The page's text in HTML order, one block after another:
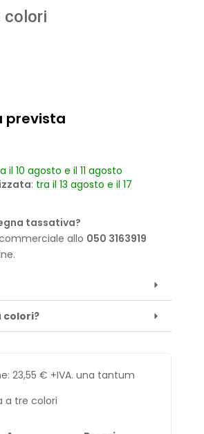
colori
prevista
il 10 agosto e il 11 agosto
: tra il 13 agosto e il 17
tassativa?
allo 050 3163919
colori?
23,55 € +IVA. una tantum
a tre colori